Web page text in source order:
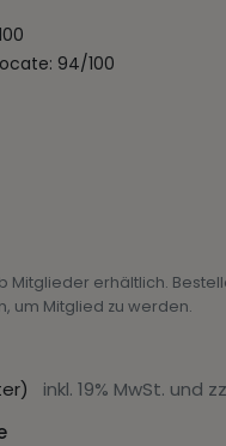
94/100
Mitglieder erhältlich.
um Mitglied zu werden.
inkl. 19% MwSt. und